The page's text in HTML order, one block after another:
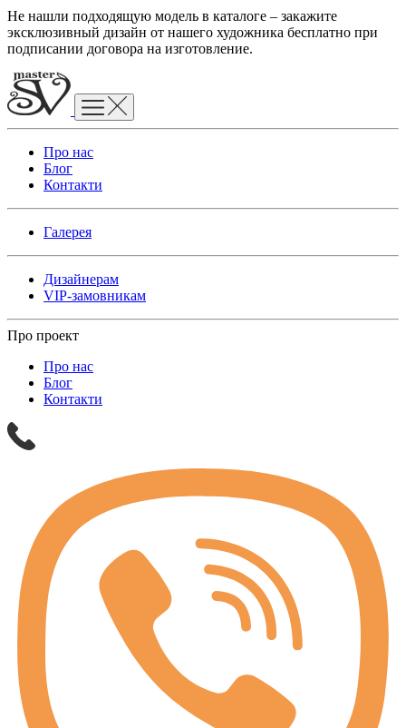
Не нашли подходящую модель в каталоге – закажите
эксклюзивный дизайн от нашего художника бесплатно при
подписании договора на изготовление.
Про нас
Блог
Контакти
Галерея
Дизайнерам
VIP-замовникам
Про проект
Про нас
Блог
Контакти